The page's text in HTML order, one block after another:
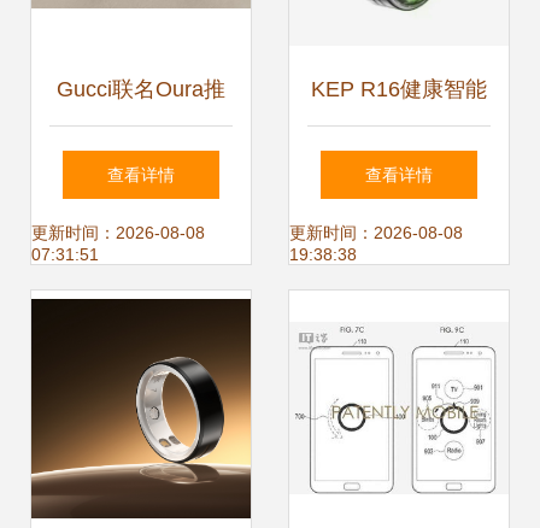
Gucci联名Oura推
出智能戒指,可测心
率以及睡眠,采用
18K黄金打造
查看详情
更新时间：2026-08-08
07:31:51
KEP R16健康智能
戒指 超薄设计下的
全面健康管家
查看详情
更新时间：2026-08-08
19:38:38